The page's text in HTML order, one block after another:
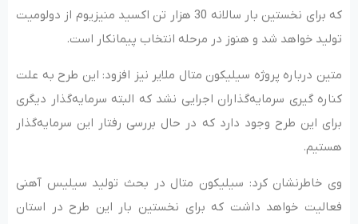
که برای نخستین بار سالانه 30 هزار تن اکسید منیزیوم از دولومیت
تولید خواهد شد و هنوز در مرحله انتخاب پیمانکار است.
متین درباره پروژه سیلیکون متال ملایر نیز افزود: این طرح به علت
کناره گیری سرمایه‌گذاران اجرایی نشد که البته سرمایه‌گذار دیگری
برای این طرح وجود دارد که در حال بررسی رفتار این سرمایه‌گذار
هستیم.
وی خاطرنشان کرد: سیلیکون متال در بحث تولید سیلیس آهنی
فعالیت خواهد داشت که برای نخستین بار این طرح در استان